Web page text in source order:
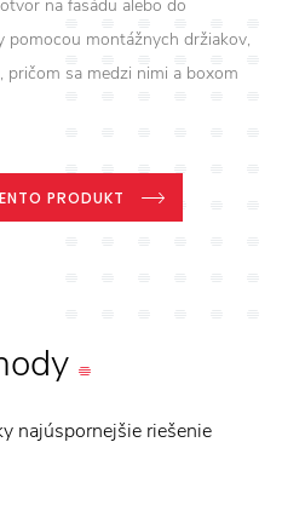
na fasádu alebo do
pomocou montážnych držiakov,
pričom sa medzi nimi a boxom
PRODUKT
najúspornejšie riešenie